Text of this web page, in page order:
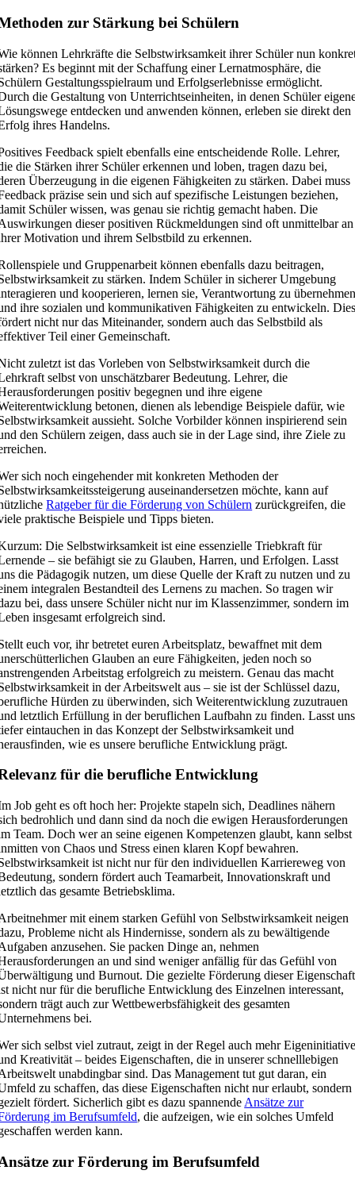
zur Stärkung bei Schülern
können Lehrkräfte die Selbstwirksamkeit ihrer Schüler nun
Es beginnt mit der Schaffung einer Lernatmosphäre, die
Gestaltungsspielraum und Erfolgserlebnisse ermöglicht.
die Gestaltung von Unterrichtseinheiten, in denen Schüler
entdecken und anwenden können, erleben sie direkt den
ihres Handelns.
Feedback spielt ebenfalls eine entscheidende Rolle. Lehrer,
die Stärken ihrer Schüler erkennen und loben, tragen dazu bei,
Überzeugung in die eigenen Fähigkeiten zu stärken. Dabei muss
präzise sein und sich auf spezifische Leistungen beziehen,
Schüler wissen, was genau sie richtig gemacht haben. Die
dieser positiven Rückmeldungen sind oft unmittelbar an
Motivation und ihrem Selbstbild zu erkennen.
und Gruppenarbeit können ebenfalls dazu beitragen,
zu stärken. Indem Schüler in sicherer Umgebung
und kooperieren, lernen sie, Verantwortung zu
ihre sozialen und kommunikativen Fähigkeiten zu entwickeln.
nicht nur das Miteinander, sondern auch das Selbstbild als
Teil einer Gemeinschaft.
zuletzt ist das Vorleben von Selbstwirksamkeit durch die
selbst von unschätzbarer Bedeutung. Lehrer, die
positiv begegnen und ihre eigene
betonen, dienen als lebendige Beispiele dafür, wie
aussieht. Solche Vorbilder können inspirierend sein
den Schülern zeigen, dass auch sie in der Lage sind, ihre Ziele zu
sich noch eingehender mit konkreten Methoden der
auseinandersetzen möchte, kann auf
Ratgeber für die Förderung von Schülern zurückgreifen, die
praktische Beispiele und Tipps bieten.
Die Selbstwirksamkeit ist eine essenzielle Triebkraft für
– sie befähigt sie zu Glauben, Harren, und Erfolgen. Lasst
die Pädagogik nutzen, um diese Quelle der Kraft zu nutzen und zu
integralen Bestandteil des Lernens zu machen. So tragen wir
bei, dass unsere Schüler nicht nur im Klassenzimmer, sondern im
insgesamt erfolgreich sind.
euch vor, ihr betretet euren Arbeitsplatz, bewaffnet mit dem
Glauben an eure Fähigkeiten, jeden noch so
Arbeitstag erfolgreich zu meistern. Genau das macht
in der Arbeitswelt aus – sie ist der Schlüssel dazu,
Hürden zu überwinden, sich Weiterentwicklung zuzutrauen
letztlich Erfüllung in der beruflichen Laufbahn zu finden. Lasst uns
eintauchen in das Konzept der Selbstwirksamkeit und
wie es unsere berufliche Entwicklung prägt.
für die berufliche Entwicklung
Job geht es oft hoch her: Projekte stapeln sich, Deadlines nähern
bedrohlich und dann sind da noch die ewigen Herausforderungen
Team. Doch wer an seine eigenen Kompetenzen glaubt, kann selbst
von Chaos und Stress einen klaren Kopf bewahren.
ist nicht nur für den individuellen Karriereweg von
sondern fördert auch Teamarbeit, Innovationskraft und
das gesamte Betriebsklima.
mit einem starken Gefühl von Selbstwirksamkeit neigen
Probleme nicht als Hindernisse, sondern als zu bewältigende
anzusehen. Sie packen Dinge an, nehmen
an und sind weniger anfällig für das Gefühl von
und Burnout. Die gezielte Förderung dieser Eigenschaft
nicht nur für die berufliche Entwicklung des Einzelnen interessant,
trägt auch zur Wettbewerbsfähigkeit des gesamten
bei.
sich selbst viel zutraut, zeigt in der Regel auch mehr
Kreativität – beides Eigenschaften, die in unserer schnelllebigen
unabdingbar sind. Das Management tut gut daran, ein
zu schaffen, das diese Eigenschaften nicht nur erlaubt, sondern
fördert. Sicherlich gibt es dazu spannende Ansätze zur
im Berufsumfeld, die aufzeigen, wie ein solches Umfeld
werden kann.
zur Förderung im Berufsumfeld